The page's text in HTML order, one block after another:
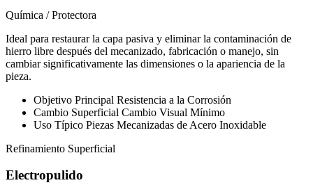
Química / Protectora
Ideal para restaurar la capa pasiva y eliminar la contaminación de
hierro libre después del mecanizado, fabricación o manejo, sin
cambiar significativamente las dimensiones o la apariencia de la
pieza.
Objetivo Principal Resistencia a la Corrosión
Cambio Superficial Cambio Visual Mínimo
Uso Típico Piezas Mecanizadas de Acero Inoxidable
Refinamiento Superficial
Electropulido